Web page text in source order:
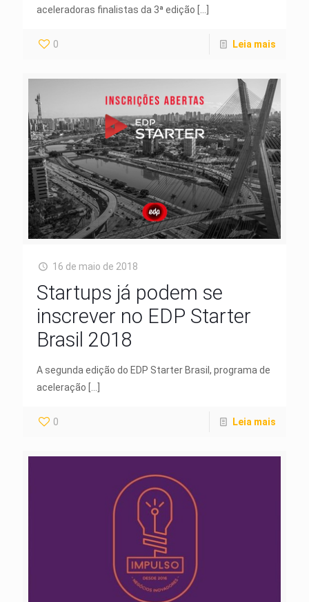
aceleradoras finalistas da 3ª edição
0 Leia mais
16 de maio de 2018
Startups já podem se
inscrever no EDP Starter
Brasil 2018
A segunda edição do EDP Starter Brasil, programa de
aceleração […]
0 Leia mais